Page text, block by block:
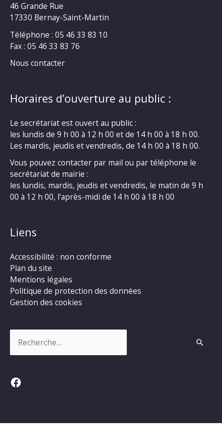
46 Grande Rue
17330 Bernay-Saint-Martin
Téléphone : 05 46 33 83 10
Fax : 05 46 33 83 76
Nous contacter
Horaires d’ouverture au public :
Le secrétariat est ouvert au public :
les lundis de 9 h 00 à 12 h 00 et de 14 h 00 à 18 h 00.
Les mardis, jeudis et vendredis, de 14 h 00 à 18 h 00.
Vous pouvez contacter par mail ou par téléphone le
secrétariat de mairie :
les lundis, mardis, jeudis et vendredis, le matin de 9 h
00 à 12 h 00, l’après-midi de 14 h 00 à 18 h 00
Liens
Accessibilité : non conforme
Plan du site
Mentions légales
Politique de protection des données
Gestion des cookies
Facebook